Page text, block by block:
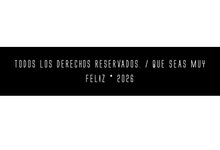
TODOS LOS DERECHOS RESERVADOS. / QUE SEAS MUY
FELIZ © 2026